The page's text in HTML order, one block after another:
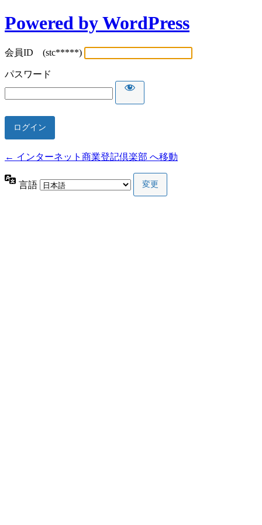
Powered by WordPress
会員ID (stc*****)
パスワード
← インターネット商業登記倶楽部 へ移動
言語